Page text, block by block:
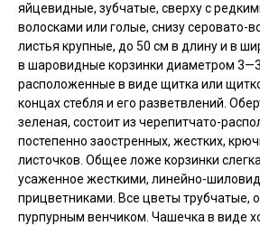
яйцевидные, зубчатые, сверху с
волосками или голые, снизу серовато-
листья крупные, до 50 см в длину и в
в шаровидные корзинки диаметром
расположенные в виде щитка или
концах стебля и его разветвлений.
зеленая, состоит из черепитчато-
постепенно заостренных, жестких,
листочков. Общее ложе корзинки
усаженное жесткими, линейно-
прицветниками. Все цветы трубчатые,
пурпурным венчиком. Чашечка в виде